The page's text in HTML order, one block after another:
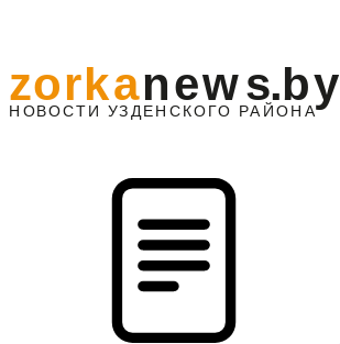
НО ВОСТИ УЗДЕНС КО ГО РАЙОНА
zorkanews.by